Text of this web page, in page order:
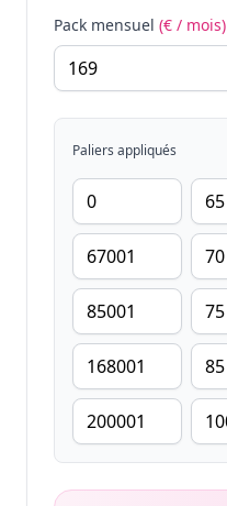
Pack mensuel (€ / mois)
Paliers appliqués